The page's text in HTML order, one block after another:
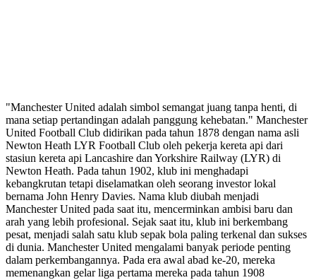
"Manchester United adalah simbol semangat juang tanpa henti, di
mana setiap pertandingan adalah panggung kehebatan." Manchester
United Football Club didirikan pada tahun 1878 dengan nama asli
Newton Heath LYR Football Club oleh pekerja kereta api dari
stasiun kereta api Lancashire dan Yorkshire Railway (LYR) di
Newton Heath. Pada tahun 1902, klub ini menghadapi
kebangkrutan tetapi diselamatkan oleh seorang investor lokal
bernama John Henry Davies. Nama klub diubah menjadi
Manchester United pada saat itu, mencerminkan ambisi baru dan
arah yang lebih profesional. Sejak saat itu, klub ini berkembang
pesat, menjadi salah satu klub sepak bola paling terkenal dan sukses
di dunia. Manchester United mengalami banyak periode penting
dalam perkembangannya. Pada era awal abad ke-20, mereka
memenangkan gelar liga pertama mereka pada tahun 1908